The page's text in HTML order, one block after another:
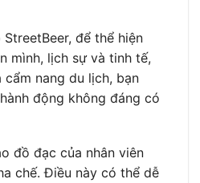
để thể hiện
mình, lịch sự và tinh tế,
nang du lịch, bạn
động không đáng có
đồ đạc của nhân viên
chế. Điều này có thể dễ